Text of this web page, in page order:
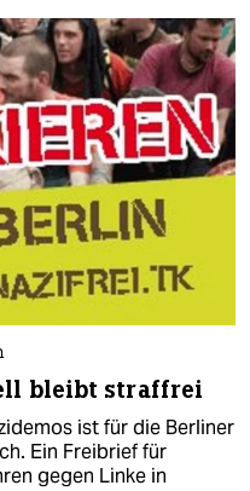
bleibt straffrei
ist für die Berliner
Ein Freibrief für
gegen Linke in